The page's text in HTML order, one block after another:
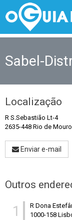
Sabel-
Localização
R S.Sebastião Lt-4
2635-448 Rio de Mouro
Enviar e-mail
Outros
1
R Dona
1000-158